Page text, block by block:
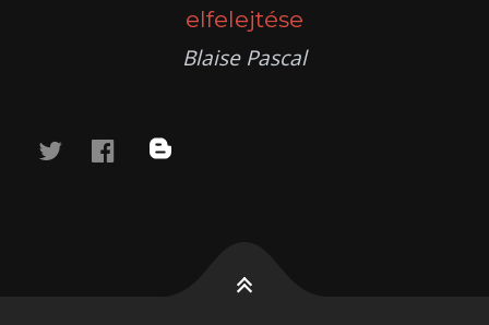
elfelejtése
Blaise Pascal
twitterfacebook
blog